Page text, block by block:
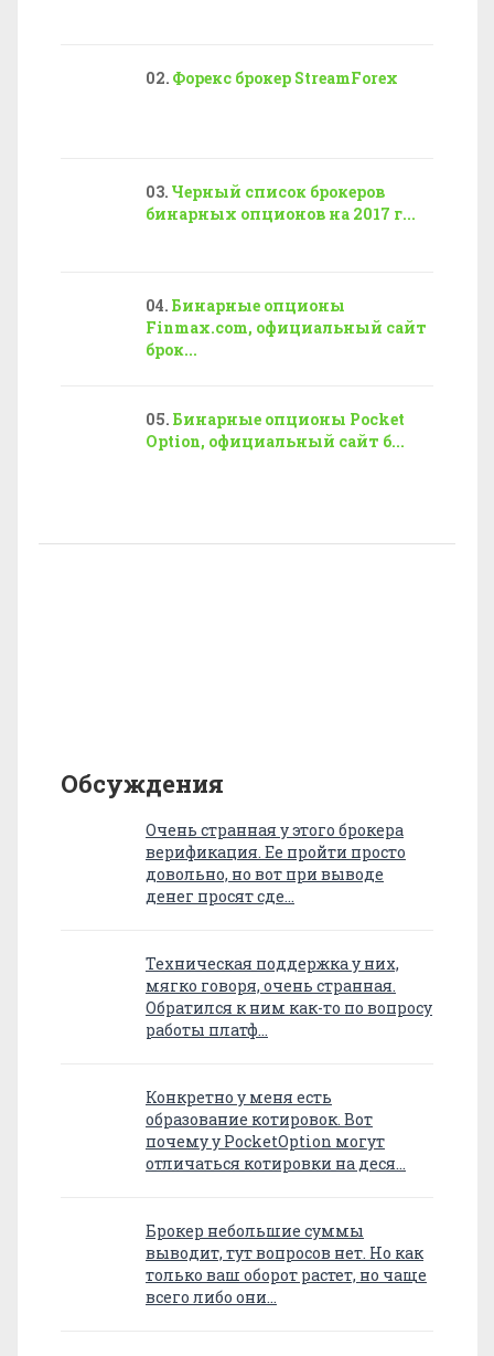
Форекс брокер StreamForex
Черный список брокеров
бинарных опционов на 2017 г...
Бинарные опционы
Finmax.com, официальный сайт
брок...
Бинарные опционы Pocket
Option, официальный сайт б...
Обсуждения
Очень странная у этого брокера
верификация. Ее пройти просто
довольно, но вот при выводе
денег просят сде…
Техническая поддержка у них,
мягко говоря, очень странная.
Обратился к ним как-то по вопросу
работы платф…
Конкретно у меня есть
образование котировок. Вот
почему у PocketOption могут
отличаться котировки на деся…
Брокер небольшие суммы
выводит, тут вопросов нет. Но как
только ваш оборот растет, но чаще
всего либо они…